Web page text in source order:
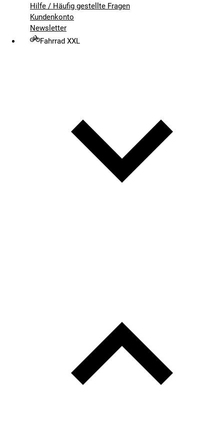
Hilfe / Häufig gestellte Fragen
Kundenkonto
Newsletter
Fahrrad XXL